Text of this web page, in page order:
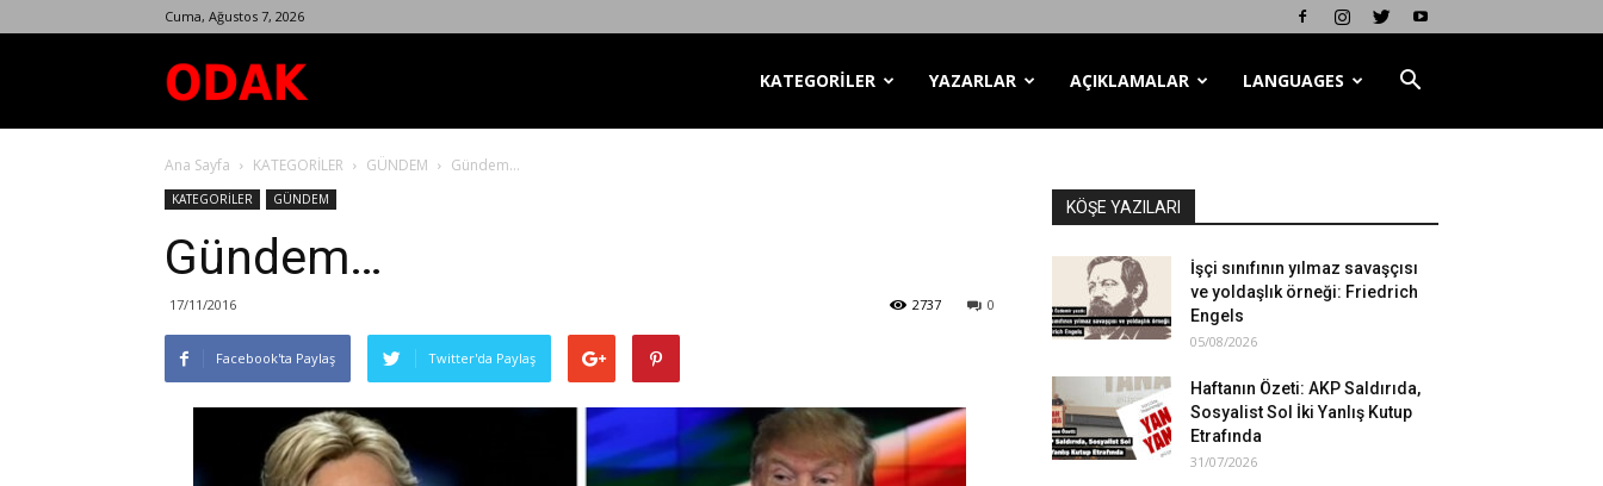
Cuma, Ağustos 7, 2026
Dergisi
KATEGORİLER YAZARLAR AÇIKLAMALAR LANGUAGES
Ana Sayfa KATEGORİLER GÜNDEM Gündem…
KATEGORİLER GÜNDEM
Gündem…
17/11/2016 0
2737
Facebook'ta Paylaş Twitter'da Paylaş
KÖŞE YAZILARI
İşçi sınıfının yılmaz savaşçısı
ve yoldaşlık örneği: Friedrich
Engels
05/08/2026
Haftanın Özeti: AKP Saldırıda,
Sosyalist Sol İki Yanlış Kutup
Etrafında
31/07/2026